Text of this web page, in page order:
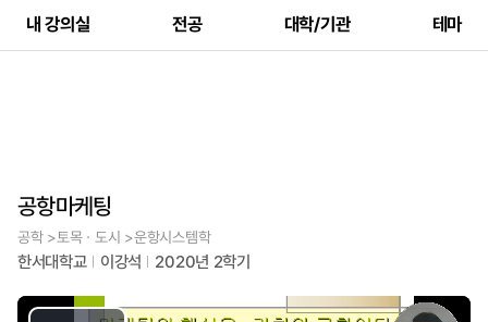
내 강의실 전공 대학/기관 테마
공항마케팅
공학 >토목ㆍ도시 >운항시스템학
한서대학교 이강석 2020년 2학기